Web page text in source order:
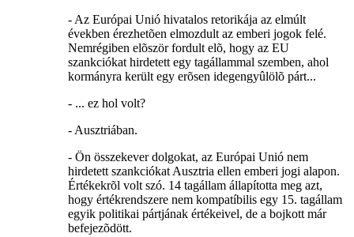
- Az Európai Unió hivatalos retorikája az elmúlt
években érezhetõen elmozdult az emberi jogok felé.
Nemrégiben elõször fordult elõ, hogy az EU
szankciókat hirdetett egy tagállammal szemben, ahol
kormányra került egy erõsen idegengyûlölõ párt...
- ... ez hol volt?
- Ausztriában.
- Ön összekever dolgokat, az Európai Unió nem
hirdetett szankciókat Ausztria ellen emberi jogi alapon.
Értékekrõl volt szó. 14 tagállam állapította meg azt,
hogy értékrendszere nem kompatíbilis egy 15. tagállam
egyik politikai pártjának értékeivel, de a bojkott már
befejezõdött.